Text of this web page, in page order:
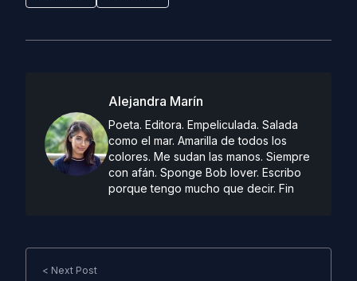
Alejandra Marín
Poeta. Editora. Empeliculada. Salada
como el mar. Amarilla de todos los
colores. Me sudan las manos. Siempre
con afán. Sponge Bob lover. Escribo
porque tengo mucho que decir. Fin
< Next Post